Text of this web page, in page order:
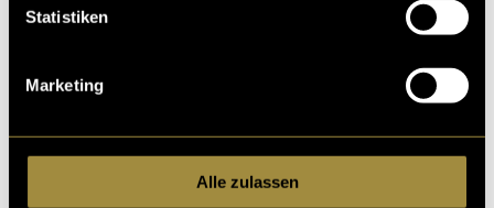
Statistiken
Marketing
Alle zulassen
Für alle, die sich selbst ein Bild vom finalen Design
(pru)